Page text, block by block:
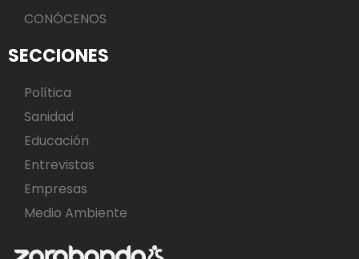
CONÓCENOS
SECCIONES
Política
Sanidad
Educación
Entrevistas
Empresas
Medio Ambiente